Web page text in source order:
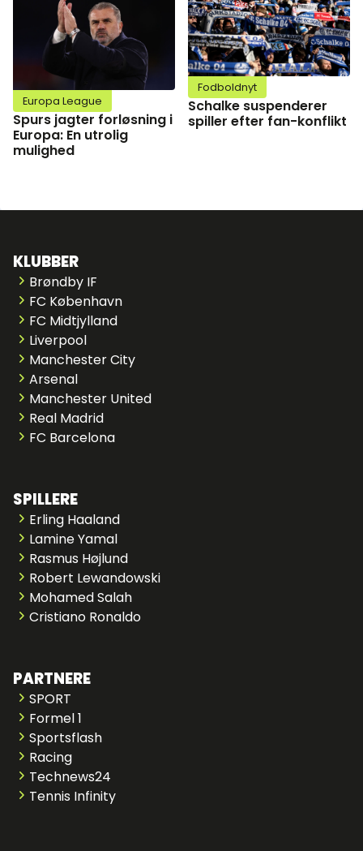
Europa League
Spurs jagter forløsning i
Europa: En utrolig
mulighed
Fodboldnyt
Schalke suspenderer
spiller efter fan-konflikt
KLUBBER
Brøndby IF
FC København
FC Midtjylland
Liverpool
Manchester City
Arsenal
Manchester United
Real Madrid
FC Barcelona
SPILLERE
Erling Haaland
Lamine Yamal
Rasmus Højlund
Robert Lewandowski
Mohamed Salah
Cristiano Ronaldo
PARTNERE
SPORT
Formel 1
Sportsflash
Racing
Technews24
Tennis Infinity